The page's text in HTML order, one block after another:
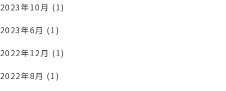
2023年10月 (1)
2023年6月 (1)
2022年12月 (1)
2022年8月 (1)